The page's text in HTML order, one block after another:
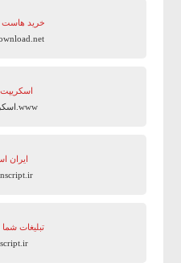
خرید هاست
www.اسکریپت.com
ایران
تبلیغات